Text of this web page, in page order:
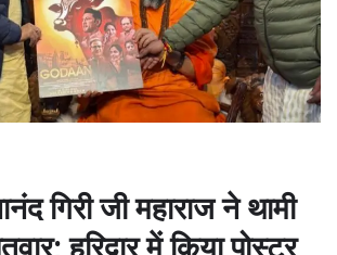
गिरी जी महाराज ने थामी
हरिद्वार में किया पोस्टर